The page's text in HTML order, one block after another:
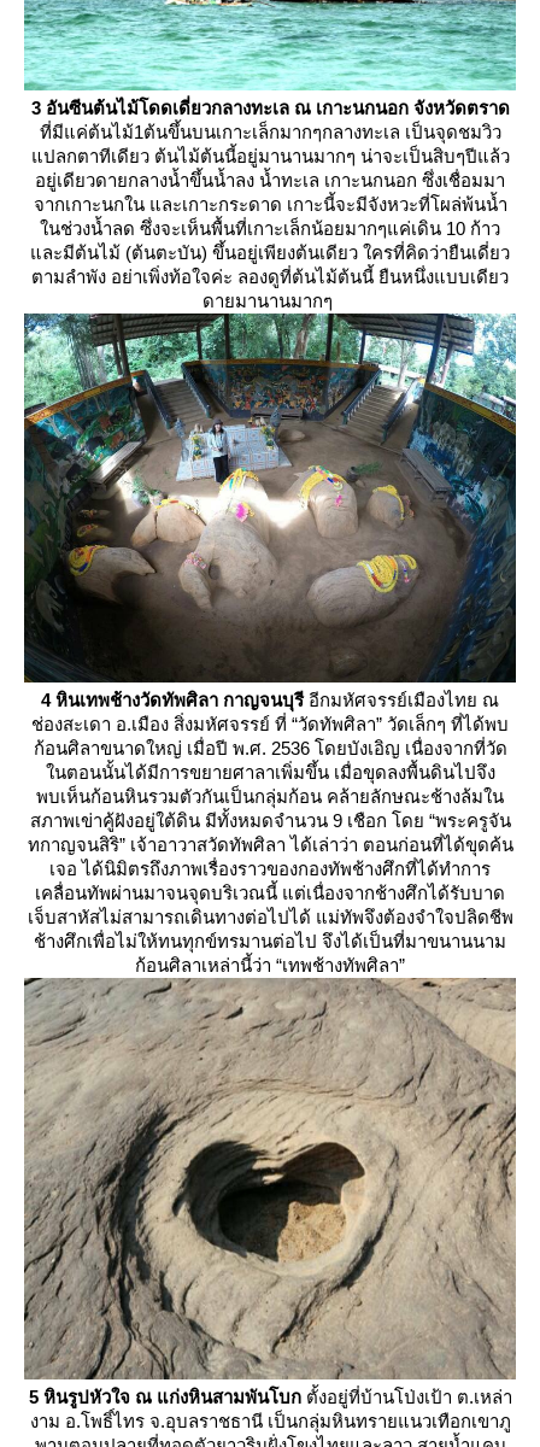
3อันซีนต้นไม้โดดเดี่ยวกลางทะเล ณ เกาะนกนอก จังหวัดตราด
ที่มีแค่ต้นไม้1ต้นขึ้นบนเกาะเล็กมากๆกลางทะเล เป็นจุดชมวิว
ปลกตาทีเดียว ต้นไม้ต้นนี้อยู่มานานมากๆ น่าจะเป็นสิบๆปีแล้ว
อยู่เดียวดายกลางน้ำขึ้นน้ำลง น้ำทะเล เกาะนกนอก ซึ่งเชื่อมมา
จากเกาะนกใน และเกาะกระดาด เกาะนี้จะมีจังหวะที่โผล่พ้นน้ำ
นช่วงน้ำลด ซึ่งจะเห็นพื้นที่เกาะเล็กน้อยมากๆแค่เดิน 10 ก้าว
ละมีต้นไม้ (ต้นตะบัน) ขึ้นอยู่เพียงต้นเดียว ใครที่คิดว่ายืนเดี่ยว
ตามลำพัง อย่าเพิ่งท้อใจค่ะ ลองดูที่ต้นไม้ต้นนี้ ยืนหนึ่งแบบเดียว
ดายมานานมากๆ
4 หินเทพช้างวัดทัพศิลา กาญจนบุรีอีกมหัศจรรย์เมืองไทย ณ
ช่องสะเดา อ.เมือง สิ่งมหัศจรรย์ ที่ “วัดทัพศิลา” วัดเล็กๆ ที่ได้พบ
ก้อนศิลาขนาดใหญ่ เมื่อปี พ.ศ. 2536 โดยบังเอิญ เนื่องจากที่วัด
นตอนนั้นได้มีการขยายศาลาเพิ่มขึ้น เมื่อขุดลงพื้นดินไปจึง
พบเห็นก้อนหินรวมตัวกันเป็นกลุ่มก้อน คล้ายลักษณะช้างล้มใน
สภาพเข่าคู้ฝังอยู่ใต้ดิน มีทั้งหมดจำนวน 9 เชือก โดย “พระครูจัน
ทกาญจนสิริ” เจ้าอาวาสวัดทัพศิลา ได้เล่าว่า ตอนก่อนที่ได้ขุดค้น
เจอ ได้นิมิตรถึงภาพเรื่องราวของกองทัพช้างศึกที่ได้ทำการ
เคลื่อนทัพผ่านมาจนจุดบริเวณนี้ แต่เนื่องจากช้างศึกได้รับบาด
เจ็บสาหัสไม่สามารถเดินทางต่อไปได้ แม่ทัพจึงต้องจำใจปลิดชีพ
ช้างศึกเพื่อไม่ให้ทนทุกข์ทรมานต่อไป จึงได้เป็นที่มาขนานนาม
ก้อนศิลาเหล่านี้ว่า “เทพช้างทัพศิลา”
5หินรูปหัวใจ ณ แก่งหินสามพันโบกตั้งอยู่ที่บ้านโป่งเป้า ต.เหล่า
งาม อ.โพธิ์ไทร จ.อุบลราชธานี เป็นกลุ่มหินทรายแนวเทือกเขาภู